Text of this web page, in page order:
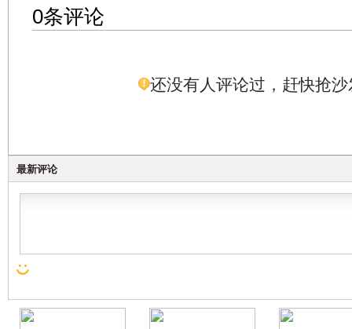
0条评论
还没有人评论过，赶快抢沙
最新评论